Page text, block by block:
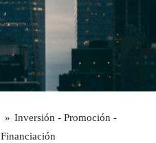
» Inversión - Promoción -
Financiación